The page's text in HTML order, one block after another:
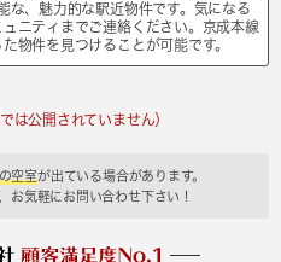
な、魅力的な駅近物件です。気になる
ニティまでご連絡ください。京成本線
物件を見つけることが可能です。
は公開されていません）
空室が出ている場合があります。
お気軽にお問い合わせ下さい！